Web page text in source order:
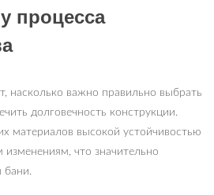
процесса
насколько важно правильно выбрать
долговечность конструкции.
материалов высокой устойчивостью
изменениям, что значительно
бани.